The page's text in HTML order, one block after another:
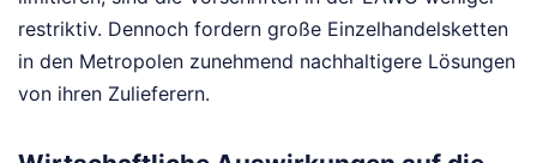
restriktiv. Dennoch fordern große Einzelhandelsketten
in den Metropolen zunehmend nachhaltigere Lösungen
von ihren Zulieferern.